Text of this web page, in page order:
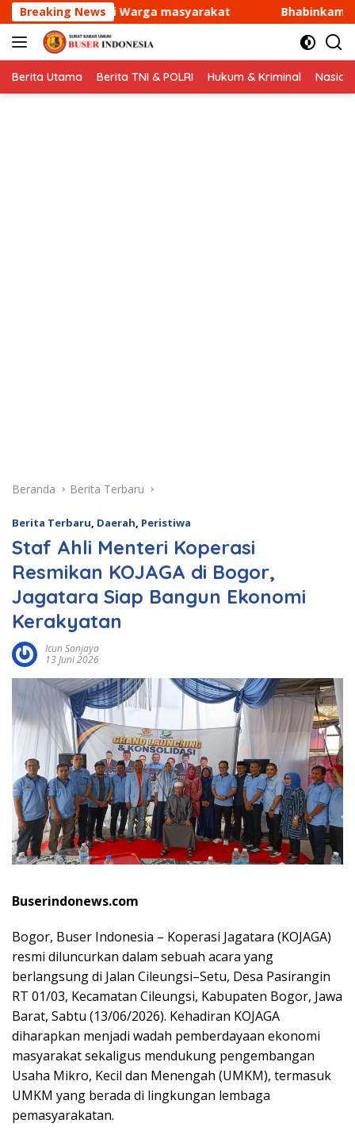
Langsung
ke
konten
Breaking NewsBhabinkamtibmas Desa Tanjungwangi
Berita Utama Berita TNI & POLRI Hukum & Kriminal
Beranda Berita Terbaru
Berita Terbaru, Daerah, Peristiwa
Staf Ahli Menteri Koperasi
Resmikan KOJAGA di Bogor,
Jagatara Siap Bangun Ekonomi
Kerakyatan
Icun Sanjaya
13 Juni 2026
Buserindonews.com
Bogor, Buser Indonesia – Koperasi Jagatara (KOJAGA)
resmi diluncurkan dalam sebuah acara yang
berlangsung di Jalan Cileungsi–Setu, Desa Pasirangin
RT 01/03, Kecamatan Cileungsi, Kabupaten Bogor, Jawa
Barat, Sabtu (13/06/2026). Kehadiran KOJAGA
diharapkan menjadi wadah pemberdayaan ekonomi
masyarakat sekaligus mendukung pengembangan
Usaha Mikro, Kecil dan Menengah (UMKM), termasuk
UMKM yang berada di lingkungan lembaga
pemasyarakatan.